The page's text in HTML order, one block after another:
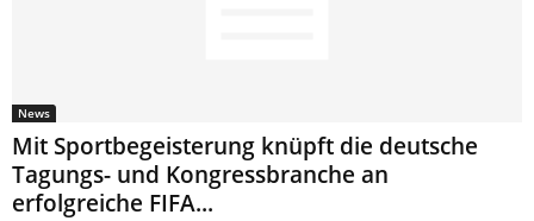
News
Mit Sportbegeisterung knüpft die deutsche
Tagungs- und Kongressbranche an
erfolgreiche FIFA...